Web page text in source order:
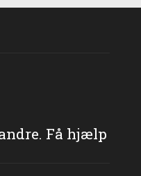
Få hjælp